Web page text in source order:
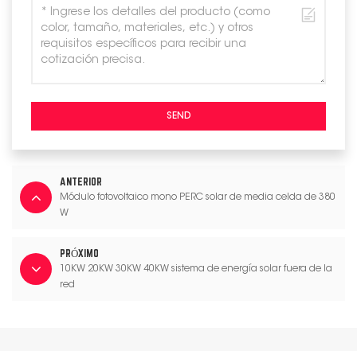
SEND
ANTERIOR
Módulo fotovoltaico mono PERC solar de media celda de 380
W
PRÓXIMO
10KW 20KW 30KW 40KW sistema de energía solar fuera de la
red